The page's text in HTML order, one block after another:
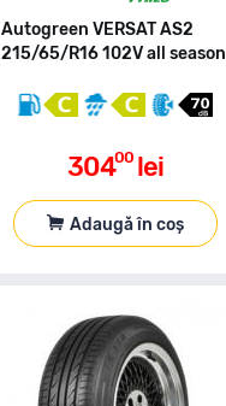
Autogreen VERSAT AS2
215/65/R16 102V all season
30400 lei
Adaugă în coș